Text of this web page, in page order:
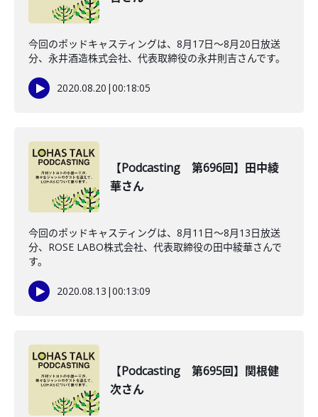
今回のポッドキャスティングは、8月17日〜8月20日放送
分、永井酒造株式会社、代表取締役の永井則吉さんです。
2020.08.20 |00:18:05
【Podcasting 第696回】田中綾
華さん
今回のポッドキャスティングは、8月11日〜8月13日放送
分、ROSE LABO株式会社、代表取締役の田中綾華さんで
す。
2020.08.13 |00:13:09
【Podcasting 第695回】関根健
次さん